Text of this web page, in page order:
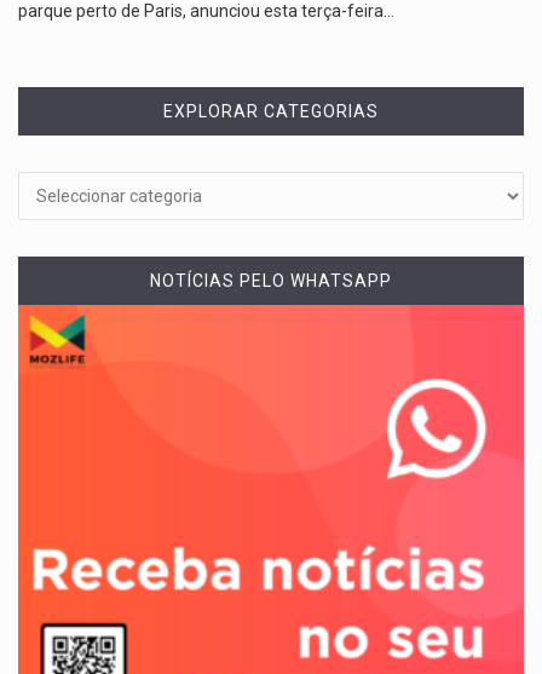
parque perto de Paris, anunciou esta terça-feira…
EXPLORAR CATEGORIAS
NOTÍCIAS PELO WHATSAPP